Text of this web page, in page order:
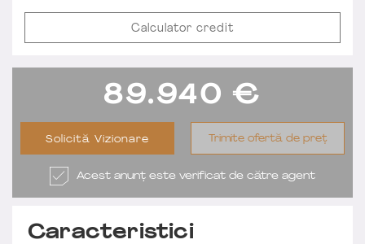
Calculator credit
89.940 €
Solicită Vizionare Trimite ofertă de preț
Acest anunț este verificat de către agent
Caracteristici